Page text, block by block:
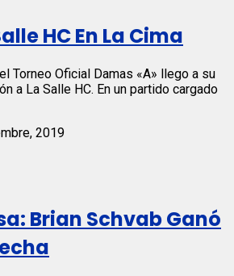
HC En La Cima
Torneo Oficial Damas «A» llego a su
a La Salle HC. En un partido cargado
2019
Brian Schvab Ganó